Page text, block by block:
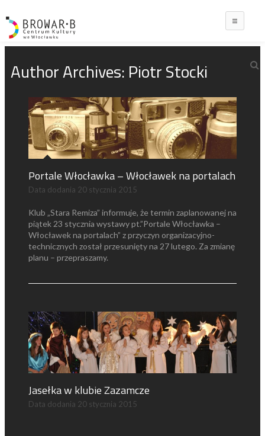
Author Archives: Piotr Stocki
Portale Włocławka – Włocławek na portalach
Data dodania 20 stycznia 2015
Klub „Stara Remiza” informuje, że termin zaplanowanej na
piątek 23 stycznia wystawy pt.”Portale Włocławka –
Włocławek na portalach” z przyczyn organizacyjno-
technicznych został przesunięty na 27 lutego. Za zmianę
planu – przepraszamy.
Jasełka w klubie Zazamcze
Data dodania 20 stycznia 2015